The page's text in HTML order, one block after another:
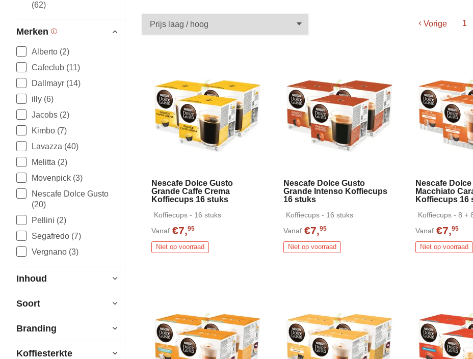
(62)
Merken
Alberto (2)
Cafeclub (11)
Dallmayr (14)
illy (6)
Jacobs (2)
Kimbo (7)
Lavazza (40)
Melitta (2)
Movenpick (3)
Nescafe Dolce Gusto
(20)
Pellini (2)
Segafredo (7)
Vergnano (3)
Inhoud
Soort
Branding
Koffiesterkte
Vorige 1
Nescafe Dolce Gusto
Grande Caffe Crema
Koffiecups 16 stuks
Koffiecups - 16 stuks
Vanaf €7,95
Niet op voorraad
Nescafe Dolce Gusto
Grande Intenso Koffiecups
16 stuks
Koffiecups - 16 stuks
Vanaf €7,95
Niet op voorraad
Nescafe
Macchiato
Koffiecups 16
Koffiecups - 8 +
Vanaf €7,95
Niet op voorraad